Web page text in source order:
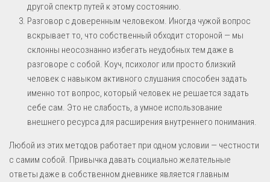
другой спектр путей к этому состоянию.
Разговор с доверенным человеком. Иногда чужой вопрос
вскрывает то, что собственный обходит стороной — мы
склонны неосознанно избегать неудобных тем даже в
разговоре с собой. Коуч, психолог или просто близкий
человек с навыком активного слушания способен задать
именно тот вопрос, который человек не решается задать
себе сам. Это не слабость, а умное использование
внешнего ресурса для расширения внутреннего понимания.
Любой из этих методов работает при одном условии — честности
с самим собой. Привычка давать социально желательные
ответы даже в собственном дневнике является главным